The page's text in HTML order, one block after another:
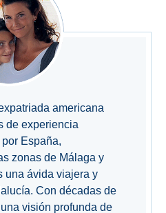
americana
de experiencia
España,
zonas de Málaga y
una ávida viajera y
Con décadas de
visión profunda de